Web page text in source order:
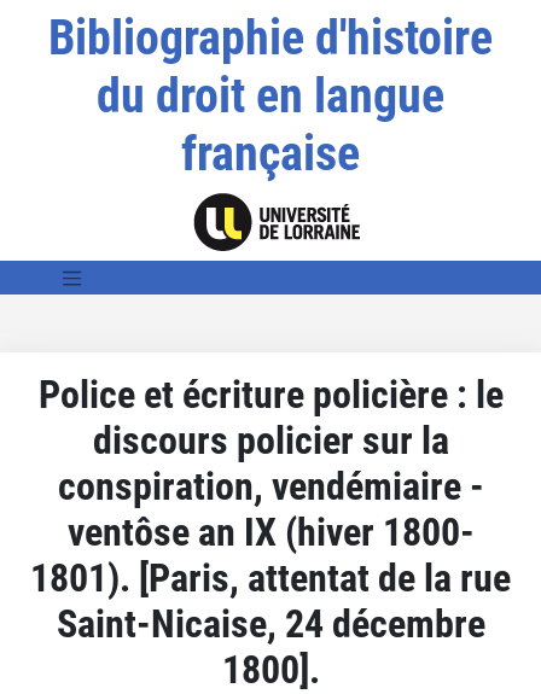
Bibliographie d'histoire
du droit en langue
française
Police et écriture policière : le
discours policier sur la
conspiration, vendémiaire -
ventôse an IX (hiver 1800-
1801). [Paris, attentat de la rue
Saint-Nicaise, 24 décembre
1800].